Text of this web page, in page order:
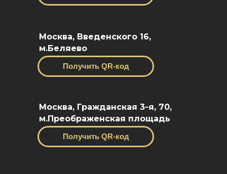
Москва, Введенского 16,
м.Беляево
Получить QR-код
Москва, Гражданская 3-я, 70,
м.Преображенская площадь
Получить QR-код